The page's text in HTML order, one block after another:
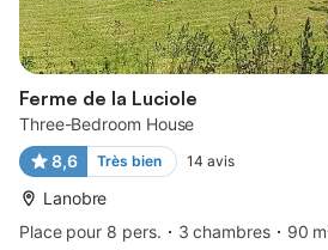
Ferme de la Luciole
Three-Bedroom House
8,6
Très bien 14 avis
Lanobre
Place pour 8 pers.
3 chambres 90